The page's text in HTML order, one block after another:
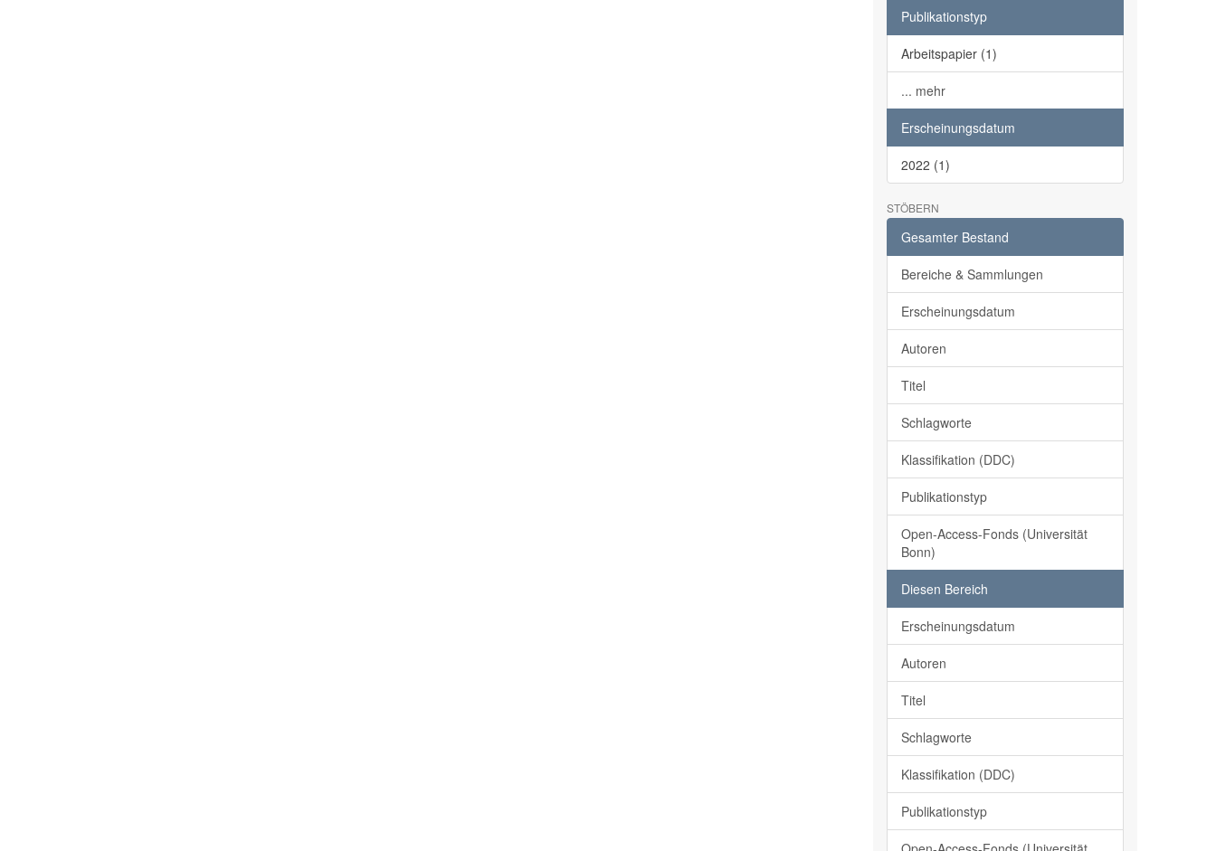
Publikationstyp
Arbeitspapier (1)
... mehr
Erscheinungsdatum
2022 (1)
STÖBERN
Gesamter Bestand
Bereiche & Sammlungen
Erscheinungsdatum
Autoren
Titel
Schlagworte
Klassifikation (DDC)
Publikationstyp
Open-Access-Fonds (Universität
Bonn)
Diesen Bereich
Erscheinungsdatum
Autoren
Titel
Schlagworte
Klassifikation (DDC)
Publikationstyp